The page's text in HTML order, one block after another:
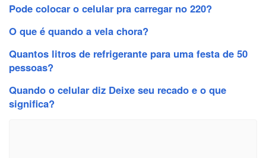
Pode colocar o celular pra carregar no 220?
O que é quando a vela chora?
Quantos litros de refrigerante para uma festa de 50
pessoas?
Quando o celular diz Deixe seu recado e o que
significa?